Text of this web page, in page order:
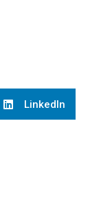
LinkedIn